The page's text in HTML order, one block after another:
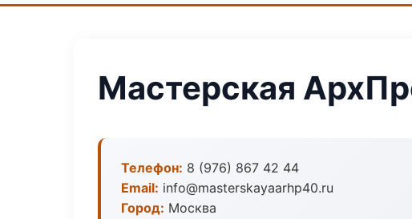
Мастерская
Телефон: 8 (976) 867 42 44
Email: info@masterskayaarhp40.ru
Город: Москва